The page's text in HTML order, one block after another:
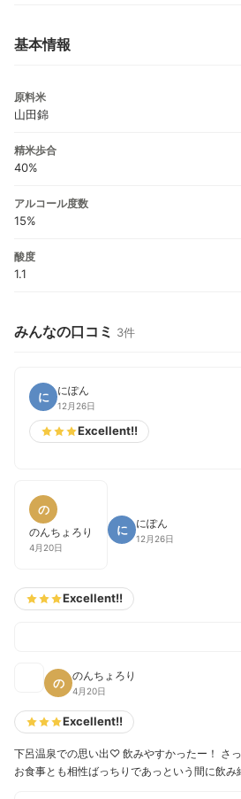
基本情報
原料米
山田錦
精米歩合
40%
アルコール度数
15%
酸度
1.1
みんなの口コミ 3件
に にぽん
12月26日
Excellent!!
の
のんちょろり
4月20日
に にぽん
12月26日
Excellent!!
の のんちょろり
4月20日
Excellent!!
下呂温泉での思い出♡ 飲みやすかったー！ さ
お食事とも相性ばっちりであっという間に飲み